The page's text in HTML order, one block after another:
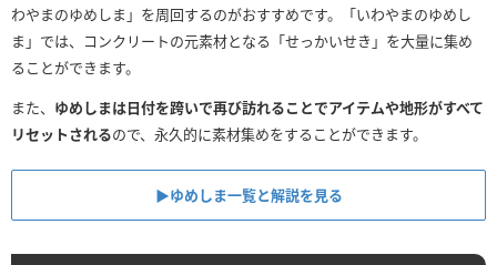
わやまのゆめしま」を周回するのがおすすめです。「いわやまのゆめし
ま」では、コンクリートの元素材となる「せっかいせき」を大量に集め
ることができます。
また、 ゆめしまは日付を跨いで再び訪れることでアイテムや地形がすべて
リセットされるので、永久的に素材集めをすることができます。
▶︎ゆめしま一覧と解説を見る